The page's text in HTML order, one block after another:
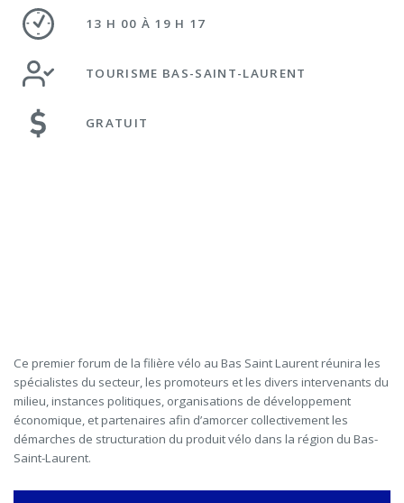
13 H 00 À 19 H 17
TOURISME BAS-SAINT-LAURENT
GRATUIT
Ce premier forum de la filière vélo au Bas Saint Laurent réunira les
spécialistes du secteur, les promoteurs et les divers intervenants du
milieu, instances politiques, organisations de développement
économique, et partenaires afin d’amorcer collectivement les
démarches de structuration du produit vélo dans la région du Bas-
Saint-Laurent.